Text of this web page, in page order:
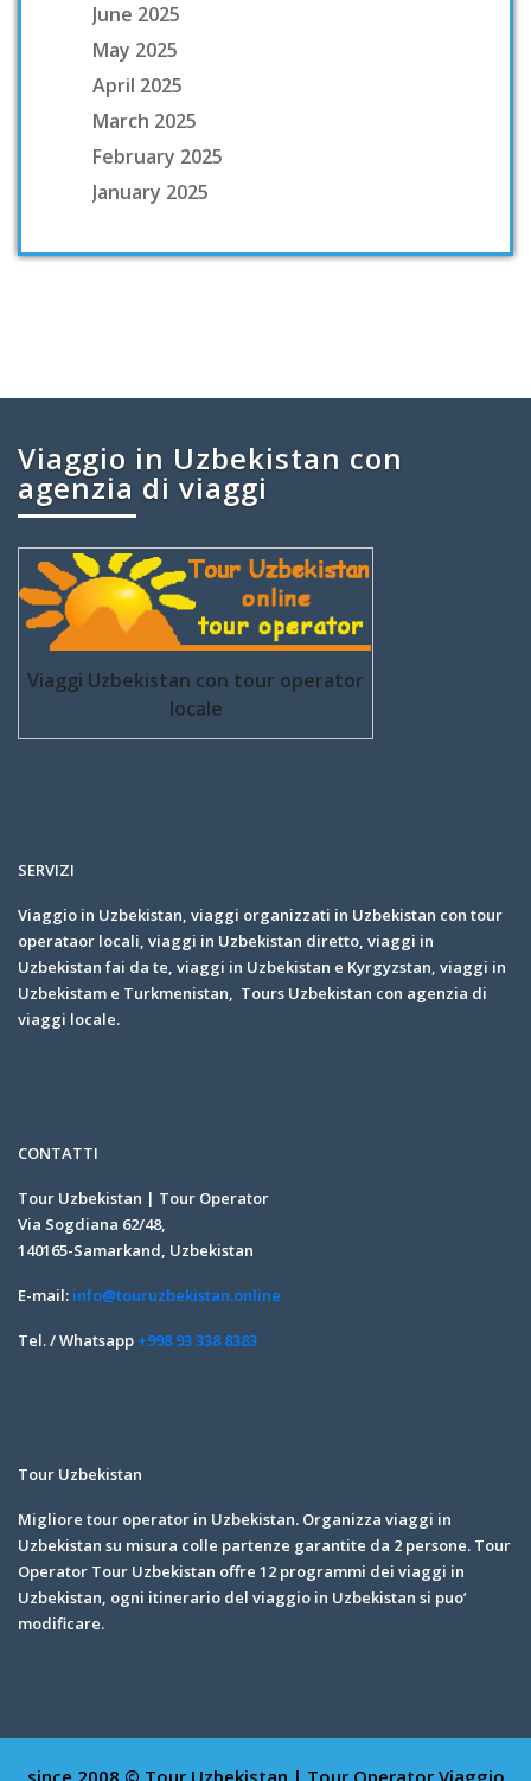
June 2025
May 2025
April 2025
March 2025
February 2025
January 2025
Viaggio in Uzbekistan con
agenzia di viaggi
Viaggi Uzbekistan con tour operator
locale
SERVIZI
Viaggio in Uzbekistan, viaggi organizzati in Uzbekistan con tour
operataor locali, viaggi in Uzbekistan diretto, viaggi in
Uzbekistan fai da te, viaggi in Uzbekistan e Kyrgyzstan, viaggi in
Uzbekistam e Turkmenistan, Tours Uzbekistan con agenzia di
viaggi locale.
CONTATTI
Tour Uzbekistan | Tour Operator
Via Sogdiana 62/48,
140165-Samarkand, Uzbekistan
E-mail: info@touruzbekistan.online
Tel. / Whatsapp +998 93 338 8383
Tour Uzbekistan
Migliore tour operator in Uzbekistan. Organizza viaggi in
Uzbekistan su misura colle partenze garantite da 2 persone. Tour
Operator Tour Uzbekistan offre 12 programmi dei viaggi in
Uzbekistan, ogni itinerario del viaggio in Uzbekistan si puo’
modificare.